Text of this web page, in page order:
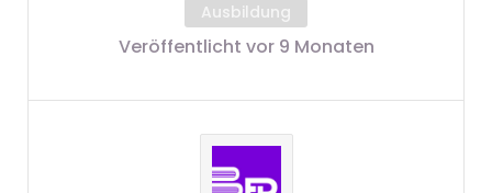
Ausbildung
Veröffentlicht vor 9 Monaten